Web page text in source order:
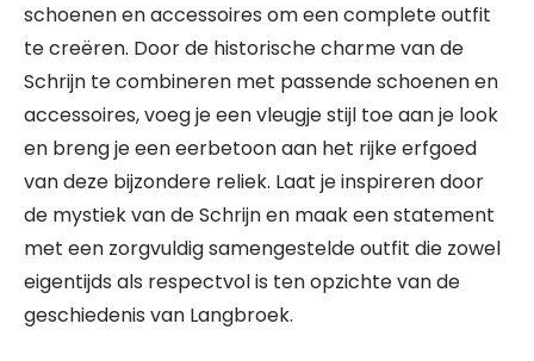
schoenen en accessoires om een complete outfit
te creëren. Door de historische charme van de
Schrijn te combineren met passende schoenen en
accessoires, voeg je een vleugje stijl toe aan je look
en breng je een eerbetoon aan het rijke erfgoed
van deze bijzondere reliek. Laat je inspireren door
de mystiek van de Schrijn en maak een statement
met een zorgvuldig samengestelde outfit die zowel
eigentijds als respectvol is ten opzichte van de
geschiedenis van Langbroek.